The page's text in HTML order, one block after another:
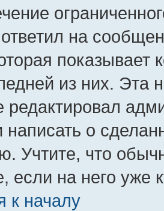
ответил на
показывает
из них. Эта
написать о
Учтите, что
если на него уже
к началу